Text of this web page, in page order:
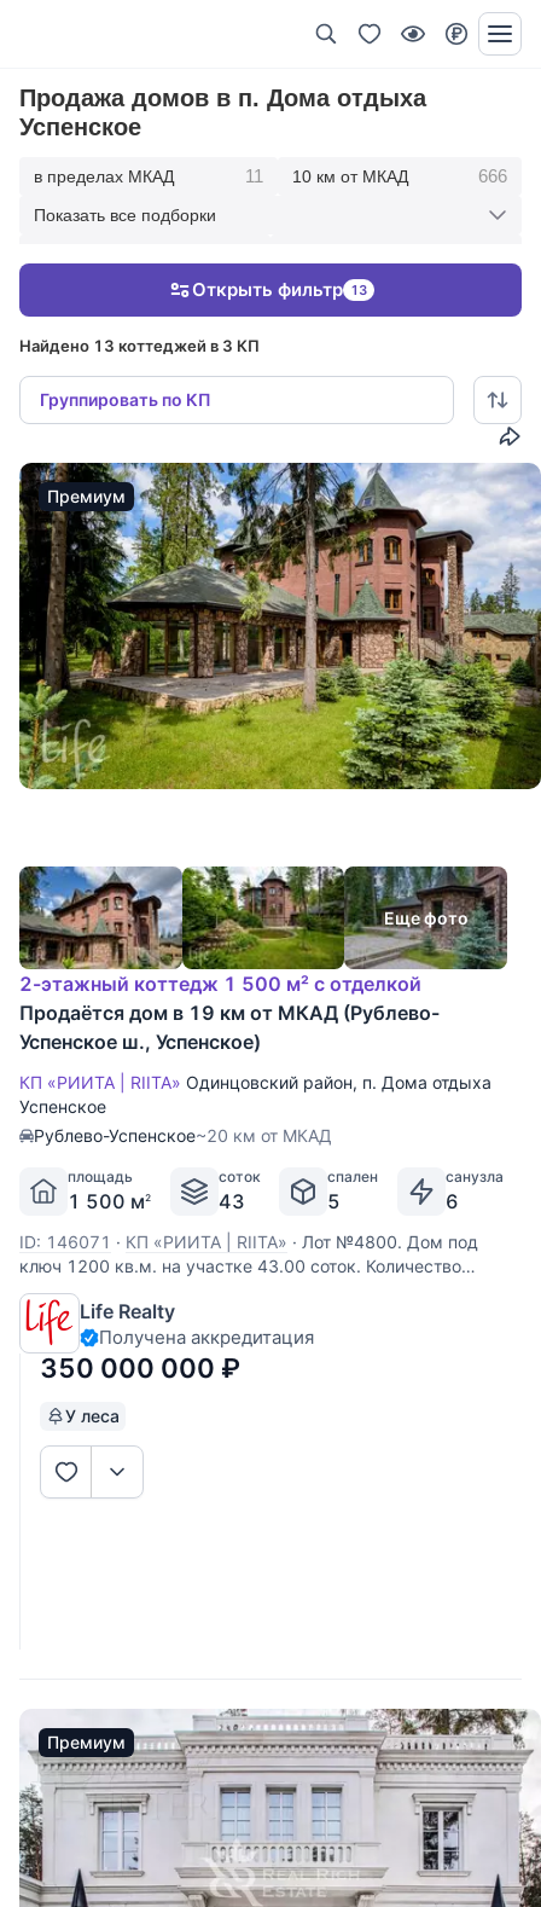
Продажа домов в п. Дома отдыха
Успенское
в пределах МКАД 11 10 км от МКАД 666
Показать все подборки
Найдено 13 коттеджей в 3 КП
Группировать по КП
Открыть фильтр 13
Премиум
Еще фото
2-этажный коттедж 1 500 м² с отделкой
Продаётся дом в 19 км от МКАД (Рублево-
Успенское ш., Успенское)
КП «РИИТА | RIITA» Одинцовский район, п. Дома отдыха
Успенское
Рублево-Успенское~20 км от МКАД
площадь
1 500 м2
соток
43
спален
5
санузла
6
ID: 146071 · КП «РИИТА | RIITA» · Лот №4800. Дом под
ключ 1200 кв.м. на участке 43.00 соток. Количество
спален: 5. Коттеджный посёлок «ДСК Риита», Рублево-
Успенское шоссе, 19 км от МКАД. Дом расположен в
охраняемом коттеджном поселке на 1-ом Успенском
шоссе в окружении хвойного леса
Life Realty
Получена аккредитация
350 000 000 ₽
У леса
Премиум